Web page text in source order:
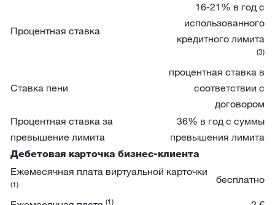
Процентная ставка
16-21% в год с
использованного
кредитного лимита
(3)
Ставка пени
процентная ставка в
соответствии с
договором
Процентная ставка за
превышение лимита
36% в год с суммы
превышения лимита
Дебетовая карточка бизнес-клиента
Ежемесячная плата виртуальной карточки
(1) бесплатно
(1)